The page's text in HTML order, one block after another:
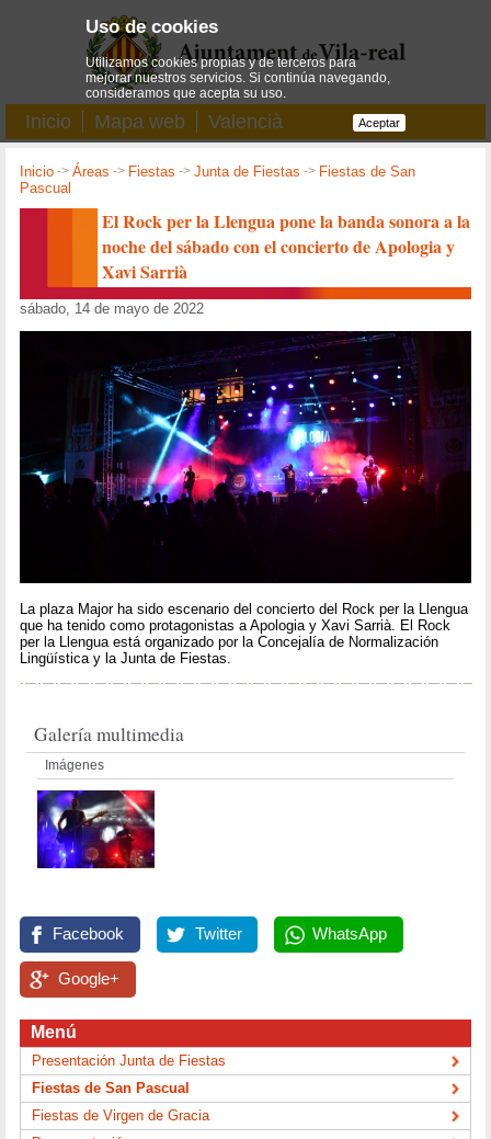
Inicio Mapa web Valencià
Inicio ->Áreas -> Fiestas ->Junta de Fiestas -> Fiestas de San
Pascual
El Rock per la Llengua pone la banda sonora a la
noche del sábado con el concierto de Apologia y
Xavi Sarrià
sábado, 14 de mayo de 2022
La plaza Major ha sido escenario del concierto del Rock per la Llengua
que ha tenido como protagonistas a Apologia y Xavi Sarrià. El Rock
per la Llengua está organizado por la Concejalía de Normalización
Lingüística y la Junta de Fiestas.
Galería multimedia
Imágenes
Facebook Twitter WhatsApp
Google+
Menú
Presentación Junta de Fiestas
Fiestas de San Pascual
Fiestas de Virgen de Gracia
Uso de cookies
Utilizamos cookies propias y de terceros para
mejorar nuestros servicios. Si continúa navegando,
consideramos que acepta su uso.
Aceptar